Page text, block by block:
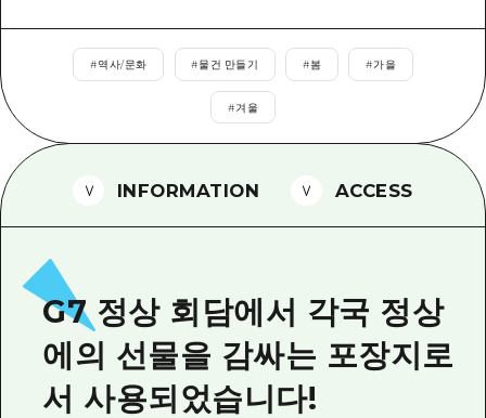
기준
역사/문화
빠른 여행
당일치기
시마네(島根)현
히로시마 OMOTENASHI 패스
수하물 보관 및 배송 서비스
HIROSHIMA FREE Wi-Fi
자원봉사 가이드
사진 다운로드
재해가 발생했을 때의 교통 정보
#역사/문화 #물건 만들기 #봄 #가을
#겨울
INFORMATION ACCESS
G7 정상 회담에서 각국 정상
에의 선물을 감싸는 포장지로
서 사용되었습니다!